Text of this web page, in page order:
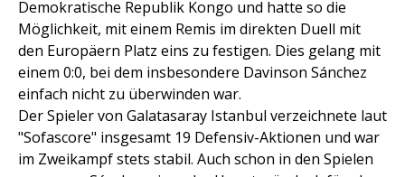
Demokratische Republik Kongo und hatte so die
Möglichkeit, mit einem Remis im direkten Duell mit
den Europäern Platz eins zu festigen. Dies gelang mit
einem 0:0, bei dem insbesondere Davinson Sánchez
einfach nicht zu überwinden war.
Der Spieler von Galatasaray Istanbul verzeichnete laut
"Sofascore" insgesamt 19 Defensiv-Aktionen und war
im Zweikampf stets stabil. Auch schon in den Spielen